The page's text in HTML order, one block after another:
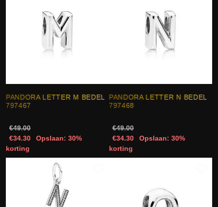
PANDORA LETTER M BEDEL
797467
€49.00
€34.30
Opslaan: 30%
korting
PANDORA LETTER N BEDEL
797468
€49.00
€34.30
Opslaan: 30%
korting